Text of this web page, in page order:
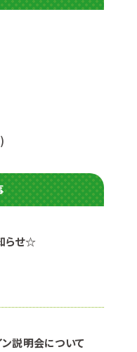
らせ☆
説明会について